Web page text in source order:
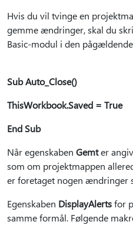
Hvis du vil tvinge en
gemme ændringer, skal du
Basic-modul i den
Sub Auto_Close()
ThisWorkbook.Saved = True
End Sub
Når egenskaben Gemter
som om projektmappen
er foretaget nogen ændringer
Egenskaben DisplayAlertsfor
samme formål. Følgende